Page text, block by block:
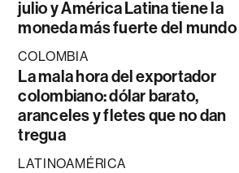
julio y América Latina tiene la
moneda más fuerte del mundo
COLOMBIA
La mala hora del exportador
colombiano: dólar barato,
aranceles y fletes que no dan
tregua
LATINOAMÉRICA